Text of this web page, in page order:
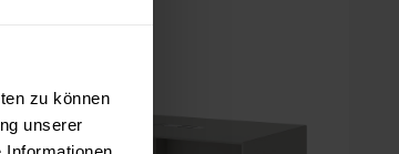
zu können
unserer